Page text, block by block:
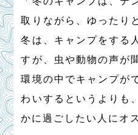
取りながら、ゆったり
冬は、キャンプをする
すが、虫や動物の声が
環境の中でキャンプが
わいするというよりも
かに過ごしたい人にオ